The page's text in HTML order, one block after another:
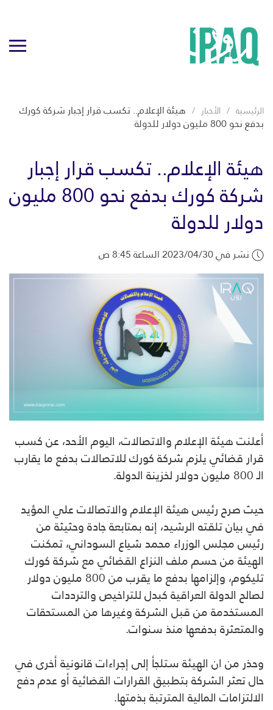
الرئيسية الأخبار هيئة الإعلام.. تكسب قرار إجبار شركة كورك
بدفع نحو 800 مليون دولار للدولة
هيئة الإعلام.. تكسب قرار إجبار
شركة كورك بدفع نحو 800 مليون
دولار للدولة
نشر في 2023/04/30 الساعة 8:45 ص
أعلنت هيئة الإعلام والاتصالات، اليوم الأحد، عن كسب
قرار قضائي يلزم شركة كورك للاتصالات بدفع ما يقارب
الـ 800 مليون دولار لخزينة الدولة.
حيث صرح رئيس هيئة الإعلام والاتصالات علي المؤيد
في بيان تلقته الرشيد، إنه بمتابعة جادة وحثيثة من
رئيس مجلس الوزراء محمد شياع السوداني، تمكنت
الهيئة من حسم ملف النزاع القضائي مع شركة كورك
تليكوم، وإلزامها بدفع ما يقرب من 800 مليون دولار
لصالح الدولة العراقية كبدل للتراخيص والترددات
المستخدمة من قبل الشركة وغيرها من المستحقات
والمتعثرة بدفعها منذ سنوات.
وحذر من ان الهيئة ستلجأ إلى إجراءات قانونية أخرى في
حال تعثر الشركة بتطبيق القرارات القضائية أو عدم دفع
الالتزامات المالية المترتبة بذمتها.